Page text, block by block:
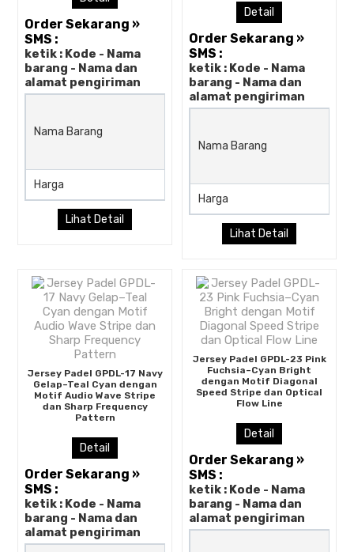
Order Sekarang »
SMS :
ketik : Kode - Nama
barang - Nama dan
alamat pengiriman
Nama Barang
Jersey Padel GPDL-13
dengan Motif Fluid Curve
dan Dotted Orbit Line
Harga Rp (Hubungi CS)
Lihat Detail
Detail
Order Sekarang »
SMS :
ketik : Kode - Nama
barang - Nama dan
alamat pengiriman
Nama Barang
Harga
Lihat Detail
Jersey Padel GPDL-17 Navy
Gelap–Teal Cyan dengan
Motif Audio Wave Stripe
dan Sharp Frequency
Pattern
Detail
Order Sekarang »
SMS :
ketik : Kode - Nama
barang - Nama dan
alamat pengiriman
Jersey Padel GPDL-23 Pink
Fuchsia–Cyan Bright
dengan Motif Diagonal
Speed Stripe dan Optical
Flow Line
Detail
Order Sekarang »
SMS :
ketik : Kode - Nama
barang - Nama dan
alamat pengiriman